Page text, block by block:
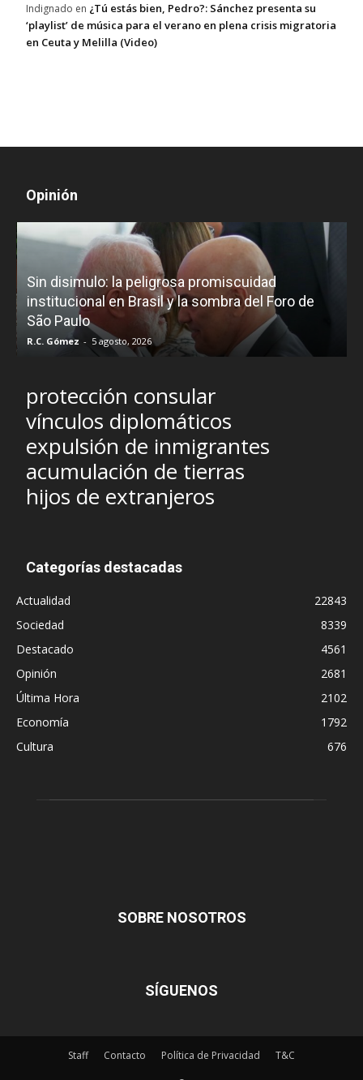
Indignado en ¿Tú estás bien, Pedro?: Sánchez presenta su
‘playlist’ de música para el verano en plena crisis migratoria
en Ceuta y Melilla (Video)
Opinión
Sin disimulo: la peligrosa promiscuidad
institucional en Brasil y la sombra del Foro de
São Paulo
R.C. Gómez - 5 agosto, 2026
protección consular
vínculos diplomáticos
expulsión de inmigrantes
acumulación de tierras
hijos de extranjeros
Categorías destacadas
Actualidad
22843
Sociedad
8339
Destacado
4561
Opinión
2681
Última Hora
2102
Economía
1792
Cultura
676
SOBRE NOSOTROS
SÍGUENOS
Staff Contacto Política de Privacidad T&C